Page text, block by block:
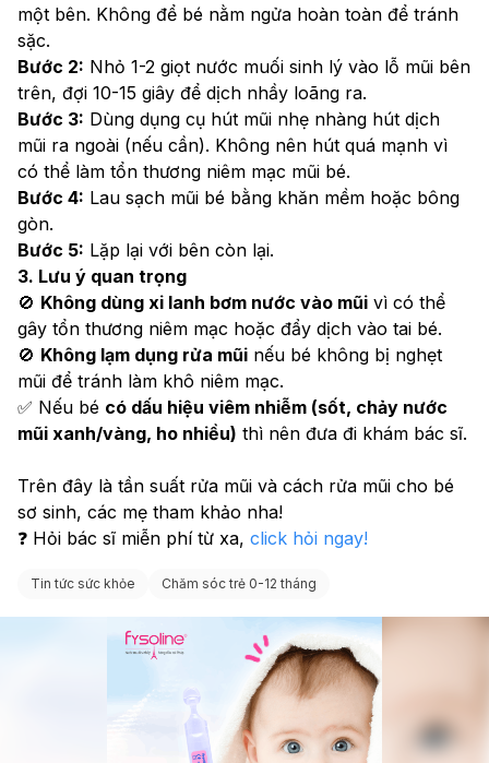
một bên. Không để bé nằm ngửa hoàn toàn để tránh
sặc.
Bước 2: Nhỏ 1-2 giọt nước muối sinh lý vào lỗ mũi bên
trên, đợi 10-15 giây để dịch nhầy loãng ra.
Bước 3: Dùng dụng cụ hút mũi nhẹ nhàng hút dịch
mũi ra ngoài (nếu cần). Không nên hút quá mạnh vì
có thể làm tổn thương niêm mạc mũi bé.
Bước 4: Lau sạch mũi bé bằng khăn mềm hoặc bông
gòn.
Bước 5: Lặp lại với bên còn lại.
3. Lưu ý quan trọng
🚫 Không dùng xi lanh bơm nước vào mũi vì có thể
gây tổn thương niêm mạc hoặc đẩy dịch vào tai bé.
🚫 Không lạm dụng rửa mũi nếu bé không bị nghẹt
mũi để tránh làm khô niêm mạc.
✅ Nếu bé có dấu hiệu viêm nhiễm (sốt, chảy nước
mũi xanh/vàng, ho nhiều) thì nên đưa đi khám bác sĩ.
Trên đây là tần suất rửa mũi và cách rửa mũi cho bé
sơ sinh, các mẹ tham khảo nha!
❓ Hỏi bác sĩ miễn phí từ xa, click hỏi ngay!
Tin tức sức khỏe Chăm sóc trẻ 0-12 tháng